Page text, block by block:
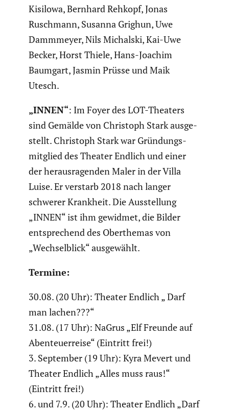
Kisilowa, Bernhard Rehkopf, Jonas
Ruschmann, Susanna Grighun, Uwe
Dammmeyer, Nils Michalski, Kai-Uwe
Becker, Horst Thiele, Hans-Joachim
Baumgart, Jasmin Prüsse und Maik
Utesch.
„INNEN“: Im Foyer des LOT-Theaters
sind Gemälde von Christoph Stark ausge­
stellt. Christoph Stark war Gründungs­
mit­glied des Theater Endlich und einer
der heraus­ra­genden Maler in der Villa
Luise. Er verstarb 2018 nach langer
schwerer Krankheit. Die Ausstel­lung
„INNEN“ ist ihm gewidmet, die Bilder
entspre­chend des Oberthemas von
„Wechsel­blick“ ausge­wählt.
Termine:
30.08. (20 Uhr): Theater Endlich „ Darf
man lachen???“
31.08. (17 Uhr): NaGrus „Elf Freunde auf
Abenteu­er­reise“ (Eintritt frei!)
3. September (19 Uhr): Kyra Mevert und
Theater Endlich „Alles muss raus!“
(Eintritt frei!)
6. und 7.9. (20 Uhr): Theater Endlich „Darf